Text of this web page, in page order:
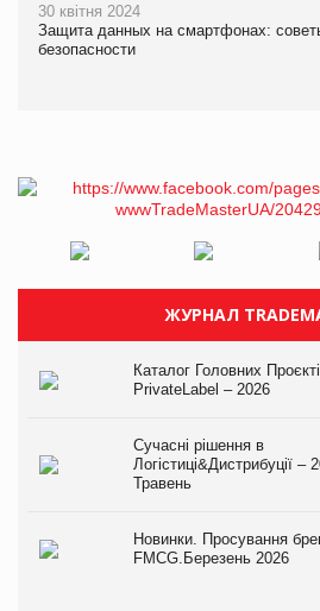
30 квітня 2024
Защита данных на смартфонах:
безопасности
ЖУРНАЛ
Каталог Головних
PrivateLabel – 2026
Сучасні рішення в
Логістиці&Дистрибуції –
Травень
Новинки. Просування
FMCG.Березень 2026